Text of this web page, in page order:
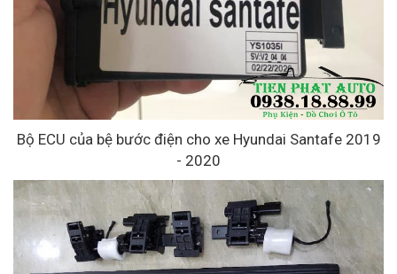
Bộ ECU của bệ bước điện cho xe Hyundai Santafe 2019
- 2020